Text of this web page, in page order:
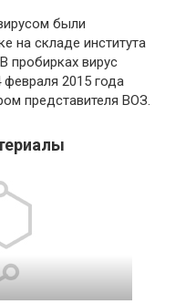
были
на складе института
пробирках вирус
2015 года
представителя ВОЗ.